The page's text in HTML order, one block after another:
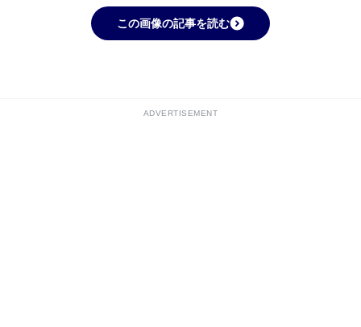
この画像の記事を読む
ADVERTISEMENT